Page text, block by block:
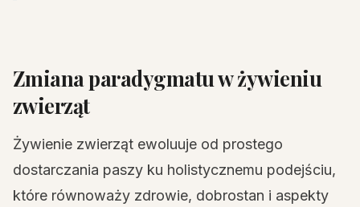
Zmiana paradygmatu w żywieniu
zwierząt
Żywienie zwierząt ewoluuje od prostego
dostarczania paszy ku holistycznemu podejściu,
które równoważy zdrowie, dobrostan i aspekty